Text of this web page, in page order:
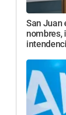
San Juan
nombres,